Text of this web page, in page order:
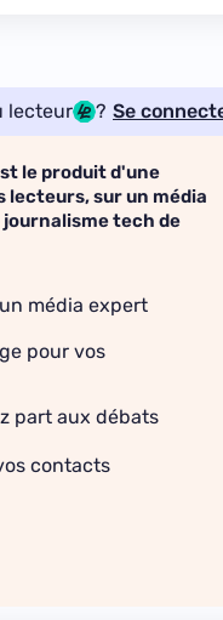
lecteur ? Se
le produit d'une
lecteurs, sur un média
tech de
média expert
pour vos
part aux débats
contacts